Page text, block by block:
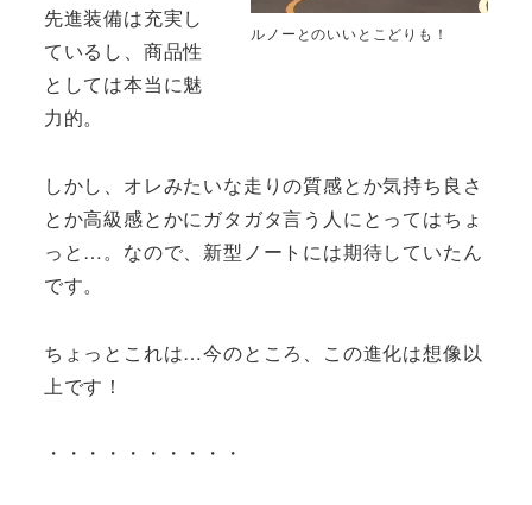
ルノーとのいいとこどりも！
先進装備は充実し
ているし、商品性
としては本当に魅
力的。
しかし、オレみたいな走りの質感とか気持ち良さ
とか高級感とかにガタガタ言う人にとってはちょ
っと…。なので、新型ノートには期待していたん
です。
ちょっとこれは…今のところ、この進化は想像以
上です！
・・・・・・・・・・